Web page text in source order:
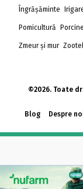
Îngrășăminte
Pomicultură Porcine
Zmeur și mur
©2026. Toate
Blog Despre